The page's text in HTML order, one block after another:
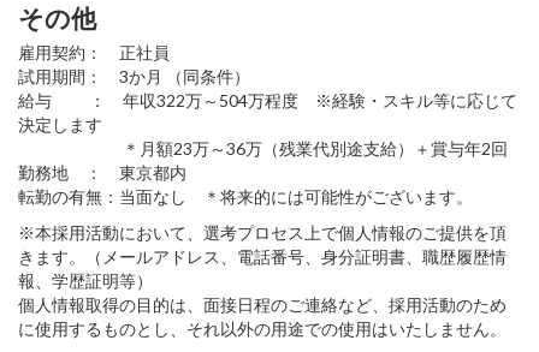
その他
雇用契約： 正社員
試用期間： 3か月 （同条件）
給与 ： 年収322万～504万程度 ※経験・スキル等に応じて
決定します
＊月額23万～36万（残業代別途支給）＋賞与年2回
勤務地 ： 東京都内
転勤の有無：当面なし ＊将来的には可能性がございます。
※本採用活動において、選考プロセス上で個人情報のご提供を頂
きます。（メールアドレス、電話番号、身分証明書、職歴履歴情
報、学歴証明等）
個人情報取得の目的は、面接日程のご連絡など、採用活動のため
に使用するものとし、それ以外の用途での使用はいたしません。